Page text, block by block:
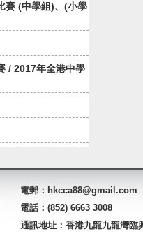
賽 (中學組)、(小學
/ 2017年全港中學
電郵：hkcca88@gmail.com
電話：(852) 6663 3008
通訊地址：香港九龍九龍灣臨